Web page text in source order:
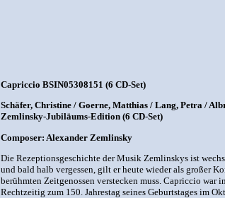
Capriccio BSIN05308151 (6 CD-Set)
Schäfer, Christine / Goerne, Matthias / Lang, Petra /
Zemlinsky-Jubiläums-Edition (6 CD-Set)
Composer: Alexander Zemlinsky
Die Rezeptionsgeschichte der Musik Zemlinskys ist
und bald halb vergessen, gilt er heute wieder als großer
berühmten Zeitgenossen verstecken muss. Capriccio
Rechtzeitig zum 150. Jahrestag seines Geburtstages im